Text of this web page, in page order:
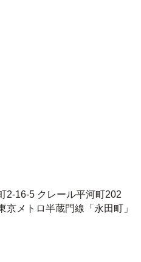
2-16-5 クレール平河町202
京メトロ半蔵門線「永田町」